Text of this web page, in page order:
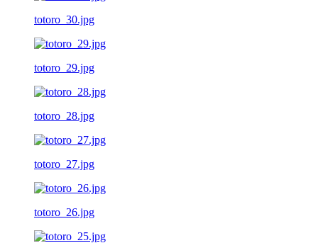
totoro_30.jpg
totoro_29.jpg
totoro_28.jpg
totoro_27.jpg
totoro_26.jpg